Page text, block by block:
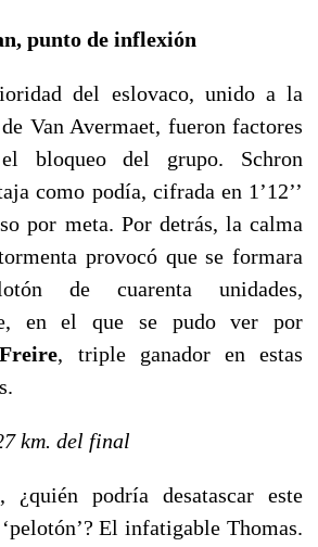
punto de inflexión
del eslovaco, unido a la
Van Avermaet, fueron factores
bloqueo del grupo. Schron
como podía, cifrada en 1’12’’
por meta. Por detrás, la calma
provocó que se formara
de cuarenta unidades,
en el que se pudo ver por
Freire, triple ganador en estas
km. del final
¿quién podría desatascar este
El infatigable Thomas.